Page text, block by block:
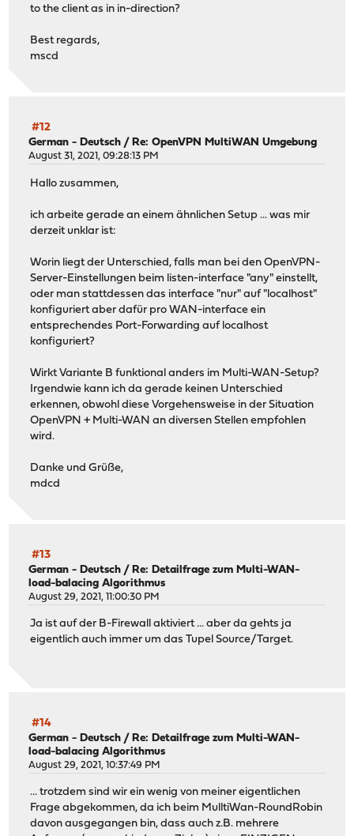
to the client as in in-direction?
Best regards,
mscd
#12
German - Deutsch /Re: OpenVPN MultiWAN Umgebung
August 31, 2021, 09:28:13 PM
Hallo zusammen,
ich arbeite gerade an einem ähnlichen Setup ... was mir
derzeit unklar ist:
Worin liegt der Unterschied, falls man bei den OpenVPN-
Server-Einstellungen beim listen-interface "any" einstellt,
oder man stattdessen das interface "nur" auf "localhost"
konfiguriert aber dafür pro WAN-interface ein
entsprechendes Port-Forwarding auf localhost
konfiguriert?
Wirkt Variante B funktional anders im Multi-WAN-Setup?
Irgendwie kann ich da gerade keinen Unterschied
erkennen, obwohl diese Vorgehensweise in der Situation
OpenVPN + Multi-WAN an diversen Stellen empfohlen
wird.
Danke und Grüße,
mdcd
#13
German - Deutsch /Re: Detailfrage zum Multi-WAN-
load-balacing Algorithmus
August 29, 2021, 11:00:30 PM
Ja ist auf der B-Firewall aktiviert ... aber da gehts ja
eigentlich auch immer um das Tupel Source/Target.
#14
German - Deutsch /Re: Detailfrage zum Multi-WAN-
load-balacing Algorithmus
August 29, 2021, 10:37:49 PM
... trotzdem sind wir ein wenig von meiner eigentlichen
Frage abgekommen, da ich beim MulltiWan-RoundRobin
davon ausgegangen bin, dass auch z.B. mehrere